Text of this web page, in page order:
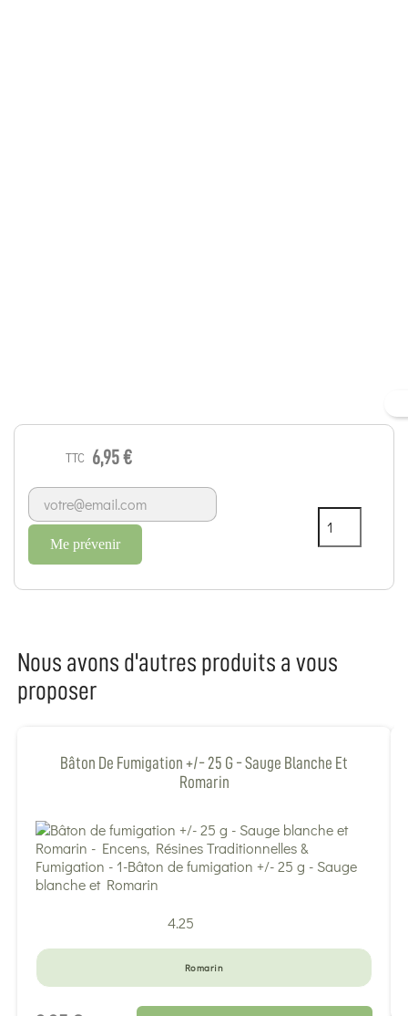
TTC 6,95 €
Me prévenir
Nous avons d'autres produits a vous
proposer
Bâton De Fumigation +/- 25 G - Sauge Blanche Et
Romarin
4.25
Romarin